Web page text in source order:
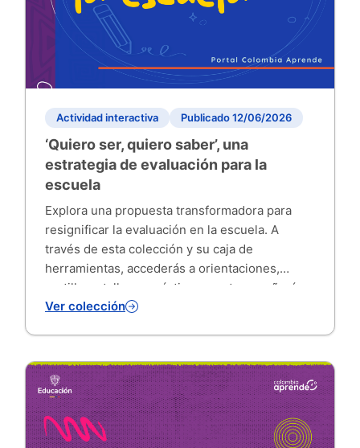
Actividad interactiva Publicado 12/06/2026
‘Quiero ser, quiero saber’, una
estrategia de evaluación para la
escuela
Explora una propuesta transformadora para
resignificar la evaluación en la escuela. A
través de esta colección y su caja de
herramientas, accederás a orientaciones,
cartillas y talleres prácticos que te enseñarán a
usar los resultados del aprendizaje para
Ver colección